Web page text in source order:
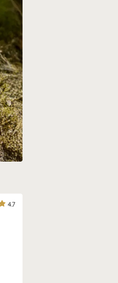
4.7